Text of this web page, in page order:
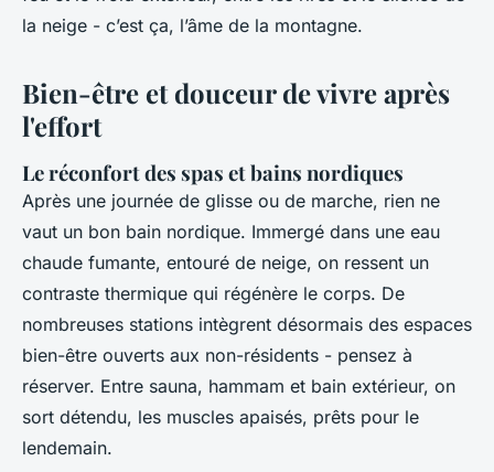
la neige - c’est ça, l’âme de la montagne.
Bien-être et douceur de vivre après
l'effort
Le réconfort des spas et bains nordiques
Après une journée de glisse ou de marche, rien ne
vaut un bon bain nordique. Immergé dans une eau
chaude fumante, entouré de neige, on ressent un
contraste thermique qui régénère le corps. De
nombreuses stations intègrent désormais des espaces
bien-être ouverts aux non-résidents - pensez à
réserver. Entre sauna, hammam et bain extérieur, on
sort détendu, les muscles apaisés, prêts pour le
lendemain.